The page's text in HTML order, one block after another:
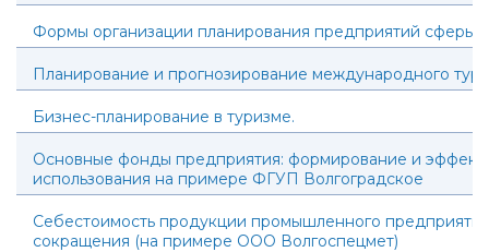
Формы организации планирования предприятий сферы
Планирование и прогнозирование международного
Бизнес-планирование в туризме.
Основные фонды предприятия: формирование и
использования на примере ФГУП Волгоградское
Себестоимость продукции промышленного
сокращения (на примере ООО Волгоспецмет)